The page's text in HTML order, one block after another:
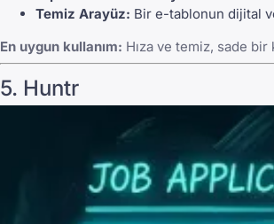
Temiz Arayüz: Bir e-tablonun dijital
En uygun kullanım: Hıza ve temiz, sade
5. Huntr